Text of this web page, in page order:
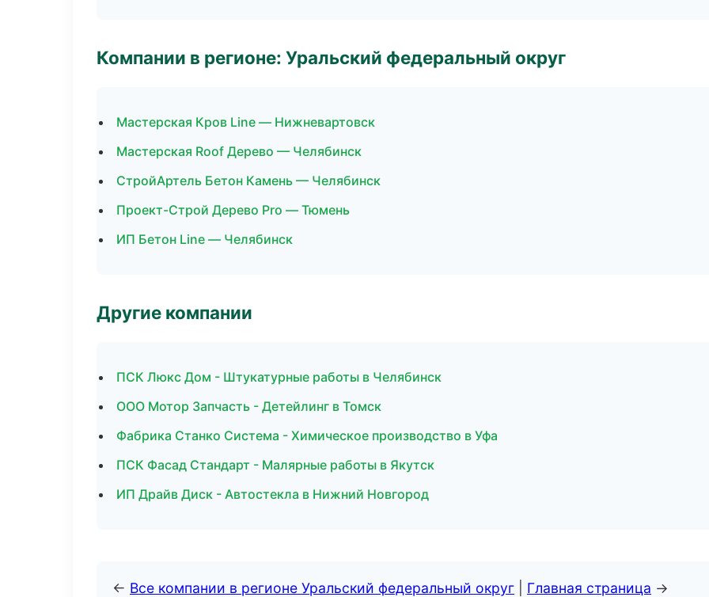
Компании в регионе: Уральский федеральный округ
Мастерская Кров Line — Нижневартовск
Мастерская Roof Дерево — Челябинск
СтройАртель Бетон Камень — Челябинск
Проект-Строй Дерево Pro — Тюмень
ИП Бетон Line — Челябинск
Другие компании
ПСК Люкс Дом - Штукатурные работы в Челябинск
ООО Мотор Запчасть - Детейлинг в Томск
Фабрика Станко Система - Химическое производство в Уфа
ПСК Фасад Стандарт - Малярные работы в Якутск
ИП Драйв Диск - Автостекла в Нижний Новгород
← Все компании в регионе Уральский федеральный округ Главная страница →